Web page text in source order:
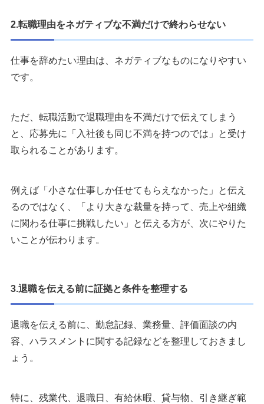
2.転職理由をネガティブな不満だけで終わらせない
仕事を辞めたい理由は、ネガティブなものになりやすい
です。
ただ、転職活動で退職理由を不満だけで伝えてしまう
と、応募先に「入社後も同じ不満を持つのでは」と受け
取られることがあります。
例えば「小さな仕事しか任せてもらえなかった」と伝え
るのではなく、「より大きな裁量を持って、売上や組織
に関わる仕事に挑戦したい」と伝える方が、次にやりた
いことが伝わります。
3.退職を伝える前に証拠と条件を整理する
退職を伝える前に、勤怠記録、業務量、評価面談の内
容、ハラスメントに関する記録などを整理しておきまし
ょう。
特に、残業代、退職日、有給休暇、貸与物、引き継ぎ範